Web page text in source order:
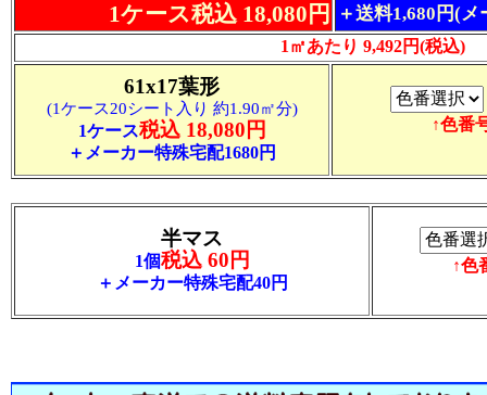
1ケース税込 18,080円 ＋送料1,680円(
1㎡あたり 9,492円(税込)
61x17葉形
(1ケース20シート入り 約1.90㎡分)
1ケース税込 18,080円
＋メーカー特殊宅配1680円
↑色番
半マス
1個税込 60円
＋メーカー特殊宅配40円
↑色